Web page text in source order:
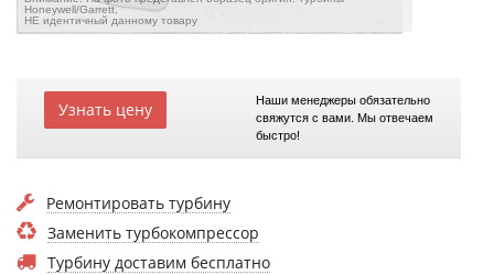
Honeywell/Garrett,
НЕ идентичный данному товару
Узнать цену
Наши менеджеры обязательно
свяжутся с вами. Мы отвечаем
быстро!
Ремонтировать турбину
Заменить турбокомпрессор
Турбину доставим бесплатно